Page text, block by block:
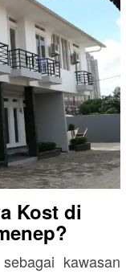
Kost di
?
kawasan